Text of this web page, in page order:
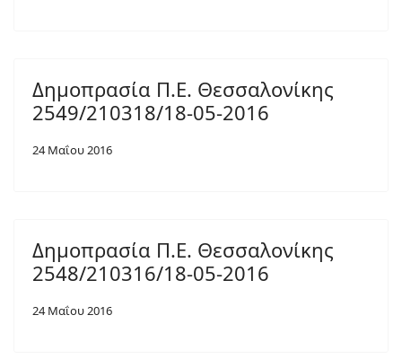
Δημοπρασία Π.Ε. Θεσσαλονίκης
2549/210318/18-05-2016
24 Μαΐου 2016
Δημοπρασία Π.Ε. Θεσσαλονίκης
2548/210316/18-05-2016
24 Μαΐου 2016